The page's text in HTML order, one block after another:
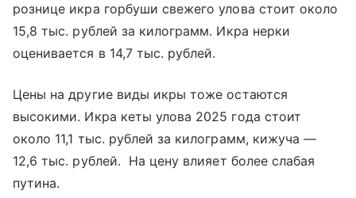
рознице икра горбуши свежего улова стоит около
15,8 тыс. рублей за килограмм. Икра нерки
оценивается в 14,7 тыс. рублей.
Цены на другие виды икры тоже остаются
высокими. Икра кеты улова 2025 года стоит
около 11,1 тыс. рублей за килограмм, кижуча —
12,6 тыс. рублей. На цену влияет более слабая
путина.